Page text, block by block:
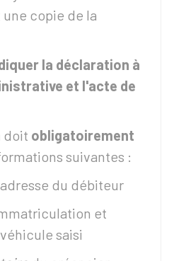
une copie de la
la déclaration à
et l'acte de
doit obligatoirement
suivantes :
du débiteur
et
saisi